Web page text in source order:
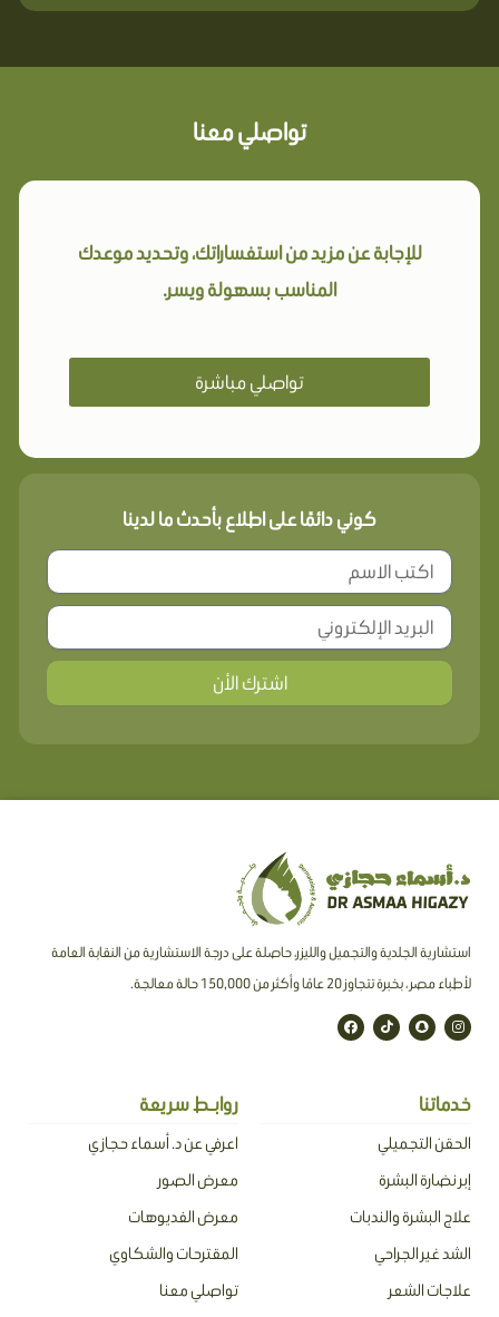
تواصلي معنا
للإجابة عن مزيد من استفساراتك، وتحديد موعدك
المناسب بسهولة ويسر.
تواصلي مباشرة
كوني دائمًا على اطلاع بأحدث ما لدينا
اشترك الأن
استشارية الجلدية والتجميل والليزر، حاصلة على درجة الاستشارية من النقابة العامة
لأطباء مصر ، بخبرة تتجاوز 20 عامًا وأكثر من 150,000 حالة معالجة.
I
n
s
a
S
n
a
a
t
T
i
k
F
a
c
خدماتنا
الحقن التجميلي
إبر نضارة البشرة
علاج البشرة والندبات
الشد غير الجراحي
علاجات الشعر
روابـط سريعة
اعرفي عن د. أسماء حجازي
معرض الصور
معرض الفديوهات
المقترحات والشكاوي
تواصلي معنا